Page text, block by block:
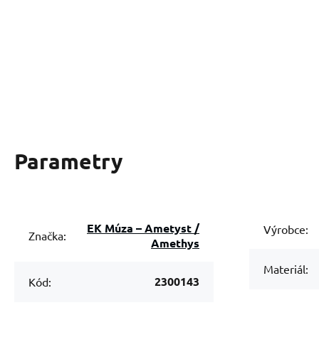
Parametry
Značka:
EK Múza – Ametyst /
Amethys
Kód: 2300143
Výrobce:
Materiál: